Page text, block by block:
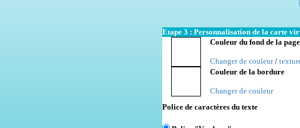
Etape 3 : Personnalisation de la carte
Couleur du fond de la page
Changer de couleur/
Couleur de la bordure
Changer de couleur
Police de caractères du texte